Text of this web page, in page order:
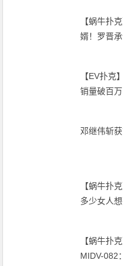
【蜗牛扑
婿！罗晋
【EV扑克
销量破百万
邓继伟斩
【蜗牛扑
多少女人想
【蜗牛扑
MIDV-082